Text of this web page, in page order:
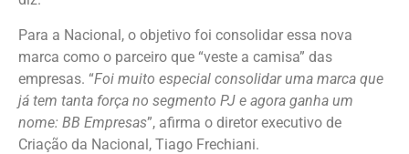
Para a Nacional, o objetivo foi consolidar essa nova
marca como o parceiro que “veste a camisa” das
empresas. “Foi muito especial consolidar uma marca que
já tem tanta força no segmento PJ e agora ganha um
nome: BB Empresas”, afirma o diretor executivo de
Criação da Nacional, Tiago Frechiani.